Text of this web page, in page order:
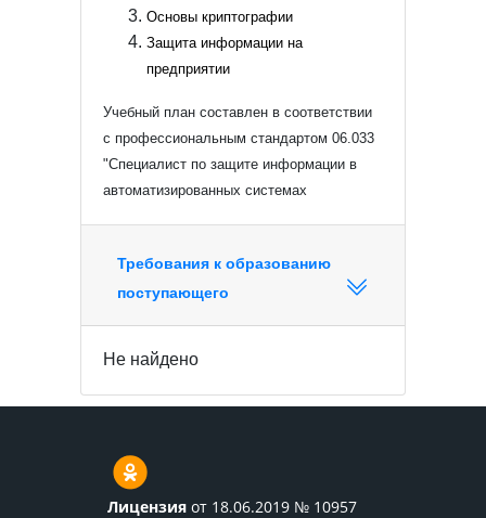
Основы криптографии
Защита информации на
предприятии
Учебный план составлен в соответствии
с профессиональным стандартом 06.033
"Специалист по защите информации в
автоматизированных системах
Требования к образованию
поступающего
Не найдено
Лицензия от 18.06.2019 № 10957